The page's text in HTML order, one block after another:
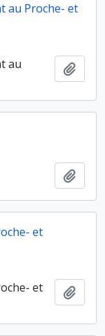
au Proche- et
au
et
et